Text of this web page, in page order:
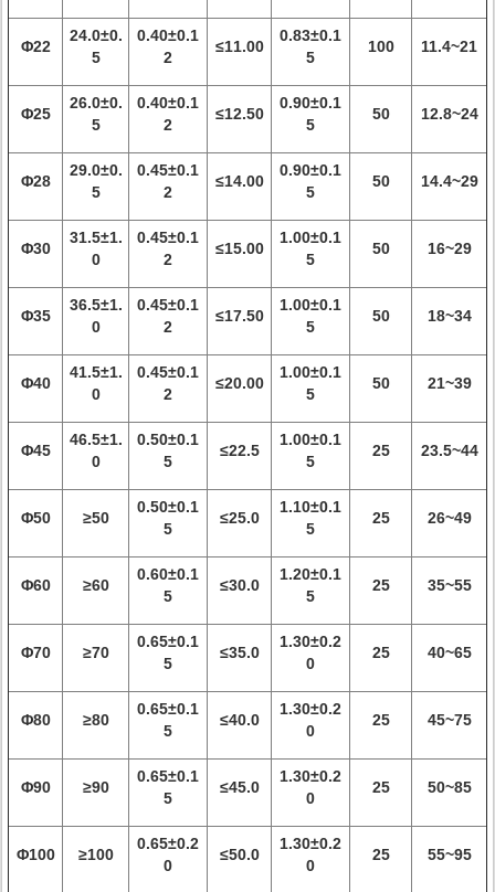
Φ22
24.0±0.
5
0.40±0.1
2
≤11.00
0.83±0.1
5
100 11.4~21
Φ25
26.0±0.
5
0.40±0.1
2
≤12.50
0.90±0.1
5
50 12.8~24
Φ28
29.0±0.
5
0.45±0.1
2
≤14.00
0.90±0.1
5
50 14.4~29
Φ30
31.5±1.
0
0.45±0.1
2
≤15.00
1.00±0.1
5
50 16~29
Φ35
36.5±1.
0
0.45±0.1
2
≤17.50
1.00±0.1
5
50 18~34
Φ40
41.5±1.
0
0.45±0.1
2
≤20.00
1.00±0.1
5
50 21~39
Φ45
46.5±1.
0
0.50±0.1
5
≤22.5
1.00±0.1
5
25 23.5~44
Φ50 ≥50
0.50±0.1
5
≤25.0
1.10±0.1
5
25 26~49
Φ60 ≥60
0.60±0.1
5
≤30.0
1.20±0.1
5
25 35~55
Φ70 ≥70
0.65±0.1
5
≤35.0
1.30±0.2
0
25 40~65
Φ80 ≥80
0.65±0.1
5
≤40.0
1.30±0.2
0
25 45~75
Φ90 ≥90
0.65±0.1
5
≤45.0
1.30±0.2
0
25 50~85
Φ100 ≥100
0.65±0.2
0
≤50.0
1.30±0.2
0
25 55~95